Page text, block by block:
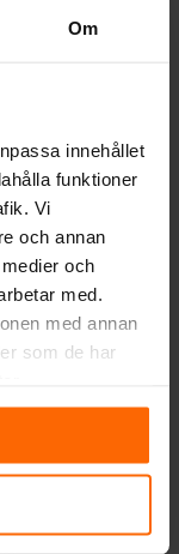
Om
innehållet
funktioner
Vi
och annan
och
med.
med annan
som de har
Ø125